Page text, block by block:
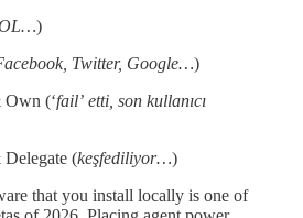
)
Twitter, Google…)
(‘fail’ etti, son kullanıcı
(keşfediliyor…)
that you install locally is one of